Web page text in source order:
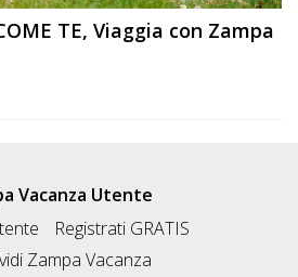
TE, Viaggia con Zampa
Vacanza Utente
Registrati GRATIS
Zampa Vacanza